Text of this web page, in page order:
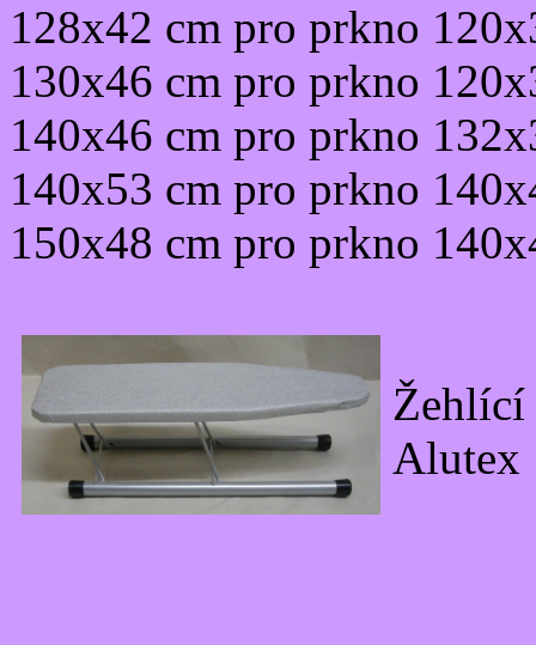
128x42 cm pro prkno
130x46 cm pro prkno
140x46 cm pro prkno
140x53 cm pro prkno
150x48 cm pro prkno
Alutex